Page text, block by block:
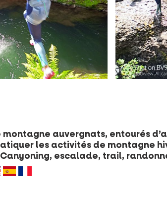
auvergnats, entourés
les activités de montagne
escalade, trail,